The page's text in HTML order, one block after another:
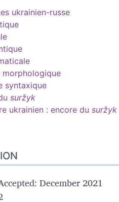
ukrainien-russe
morphologique
syntaxique
suržyk
ukrainien : encore du suržyk
December 2021